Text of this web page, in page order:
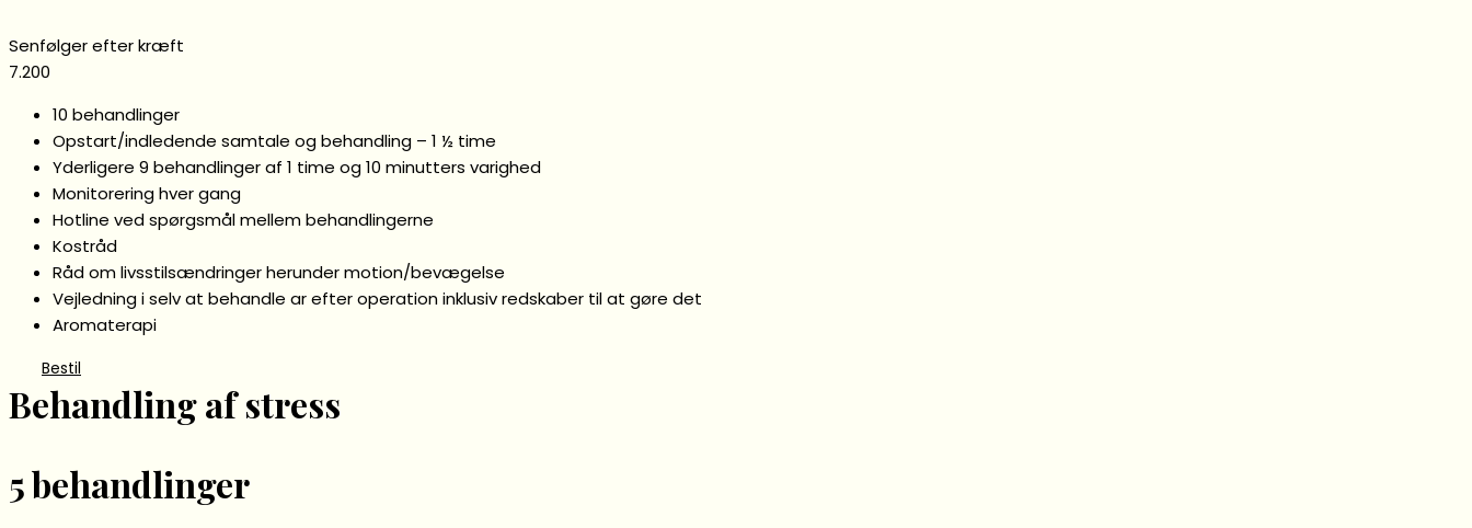
Senfølger efter kræft
7.200
10 behandlinger
Opstart/indledende samtale og behandling – 1 ½ time
Yderligere 9 behandlinger af 1 time og 10 minutters varighed
Monitorering hver gang
Hotline ved spørgsmål mellem behandlingerne
Kostråd
Råd om livsstilsændringer herunder motion/bevægelse
Vejledning i selv at behandle ar efter operation inklusiv redskaber til at gøre det
Aromaterapi
Bestil
Behandling af stress
5 behandlinger